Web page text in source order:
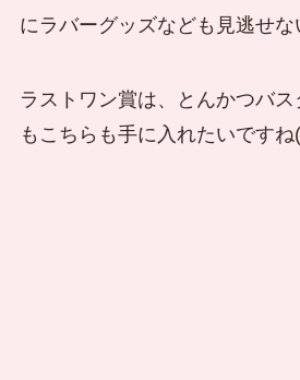
にラバーグッズなども見逃せな
ラストワン賞は、とんかつバ
もこちらも手に入れたいですね